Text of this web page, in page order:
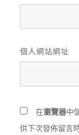
個人網站網址
在瀏覽器中
供下次發佈留言